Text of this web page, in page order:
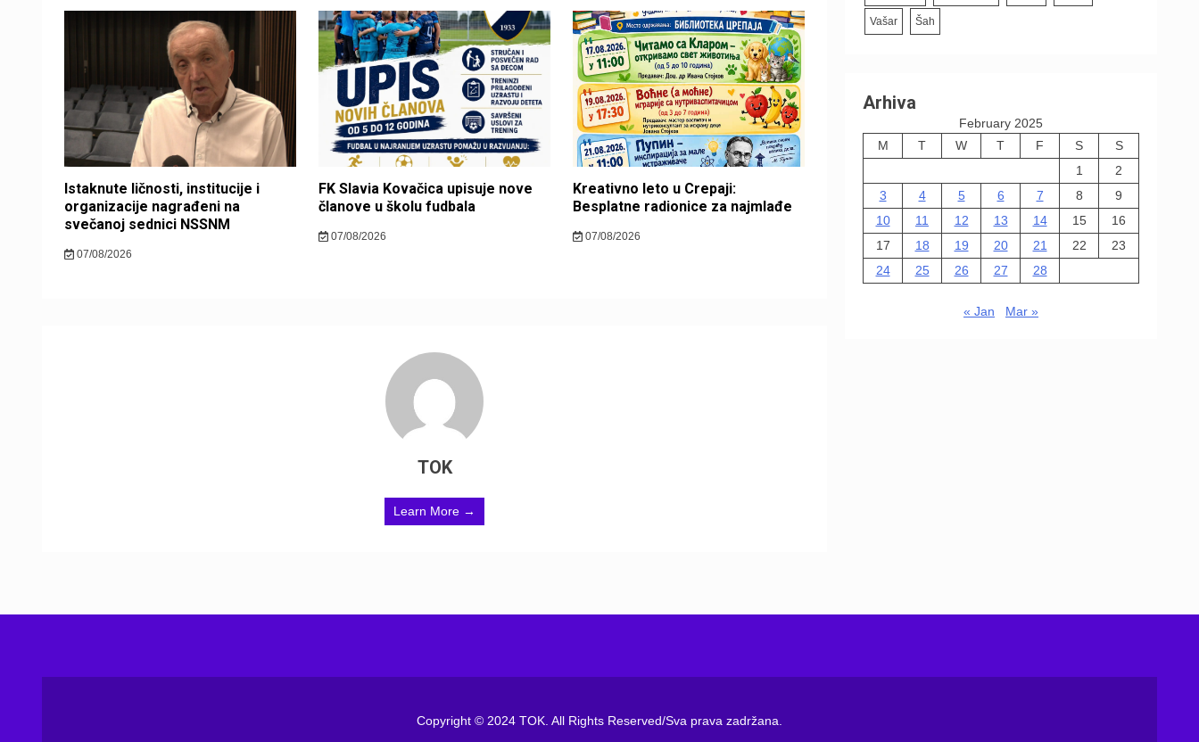
Istaknute ličnosti, institucije i
organizacije nagrađeni na
svečanoj sednici NSSNM
07/08/2026
FK Slavia Kovačica upisuje nove
članove u školu fudbala
07/08/2026
Kreativno leto u Crepaji:
Besplatne radionice za najmlađe
07/08/2026
TOK
Learn More →
Vašar Šah
Arhiva
February 2025
M
T W T F S
S
1
2
3
4 5 6 7 8
9
10
11 12 13 14 15
16
17
18 19 20 21 22
23
24
25 26 27 28
« Jan Mar »
Copyright © 2024 TOK. All Rights Reserved/Sva prava zadržana.